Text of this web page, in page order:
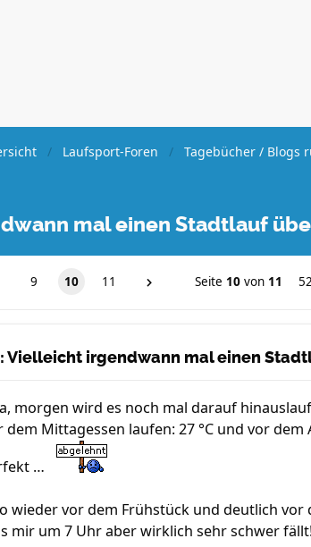
Laufsport-Foren Tagebücher / Blogs
mal einen Stadtlauf
9 10 11 Seite 10 von 11
Vielleicht irgendwann mal einen
morgen wird es noch mal darauf
dem Mittagessen laufen: 27 °C und vor
…
wieder vor dem Frühstück und deutlich vor
mir um 7 Uhr aber wirklich sehr schwer fällt!